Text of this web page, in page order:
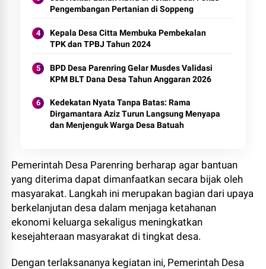
Pengembangan Pertanian di Soppeng
Kepala Desa Citta Membuka Pembekalan
TPK dan TPBJ Tahun 2024
BPD Desa Parenring Gelar Musdes Validasi
KPM BLT Dana Desa Tahun Anggaran 2026
Kedekatan Nyata Tanpa Batas: Rama
Dirgamantara Aziz Turun Langsung Menyapa
dan Menjenguk Warga Desa Batuah
Pemerintah Desa Parenring berharap agar bantuan
yang diterima dapat dimanfaatkan secara bijak oleh
masyarakat. Langkah ini merupakan bagian dari upaya
berkelanjutan desa dalam menjaga ketahanan
ekonomi keluarga sekaligus meningkatkan
kesejahteraan masyarakat di tingkat desa.
Dengan terlaksananya kegiatan ini, Pemerintah Desa